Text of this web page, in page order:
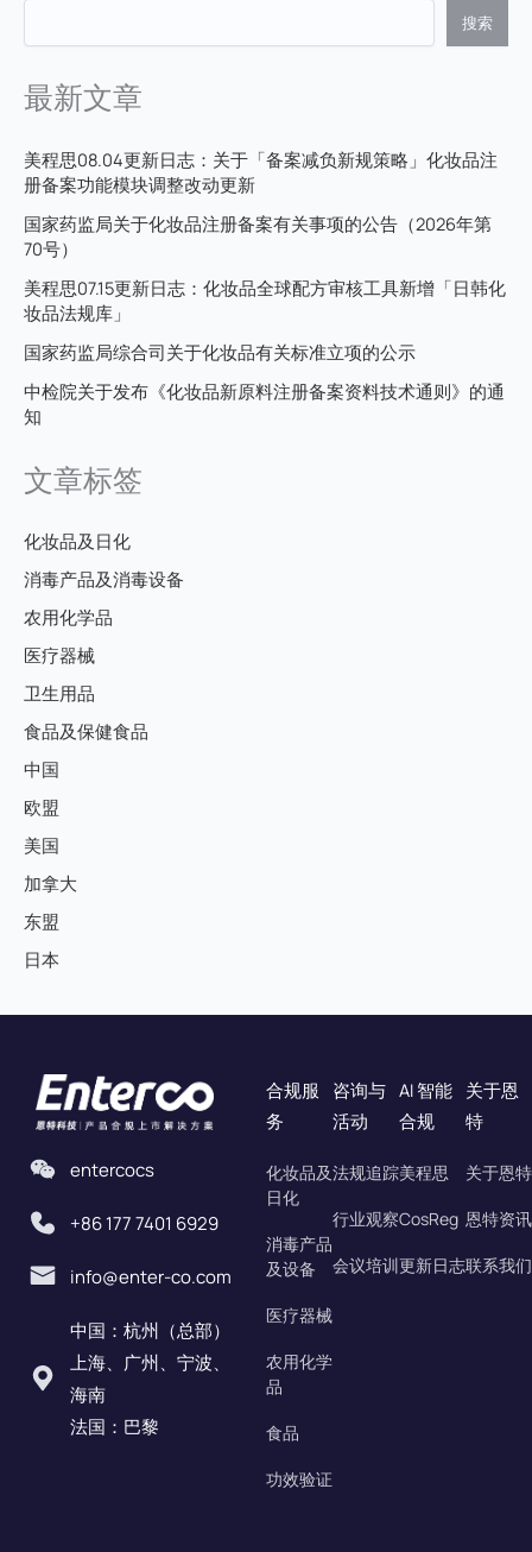
搜索
最新文章
美程思08.04更新日志：关于「备案减负新规策略」化妆品注
册备案功能模块调整改动更新
国家药监局关于化妆品注册备案有关事项的公告（2026年第
70号）
美程思07.15更新日志：化妆品全球配方审核工具新增「日韩化
妆品法规库」
国家药监局综合司关于化妆品有关标准立项的公示
中检院关于发布《化妆品新原料注册备案资料技术通则》的通
知
文章标签
化妆品及日化
消毒产品及消毒设备
农用化学品
医疗器械
卫生用品
食品及保健食品
中国
欧盟
美国
加拿大
东盟
日本
entercocs
+86 177 7401 6929
info@enter-co.com
中国：杭州（总部）
上海、广州、宁波、
海南
法国：巴黎
合规服
务
化妆品及
日化
消毒产品
及设备
医疗器械
农用化学
品
食品
功效验证
咨询与
活动
法规追踪
行业观察
会议培训
AI 智能
合规
美程思
CosReg
更新日志
关于恩
特
关于恩特
恩特资讯
联系我们